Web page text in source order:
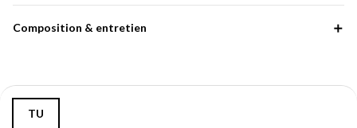
TU
Composition & entretien